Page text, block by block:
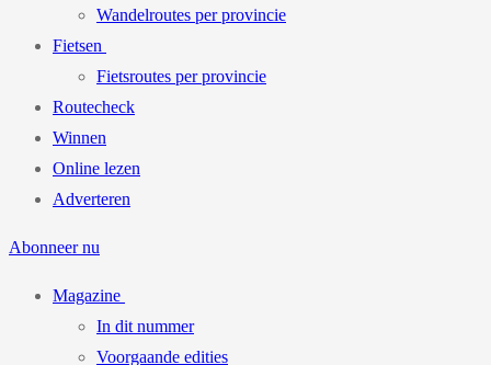
Wandelroutes per provincie
Fietsen
Fietsroutes per provincie
Routecheck
Winnen
Online lezen
Adverteren
Abonneer nu
Magazine
In dit nummer
Voorgaande edities